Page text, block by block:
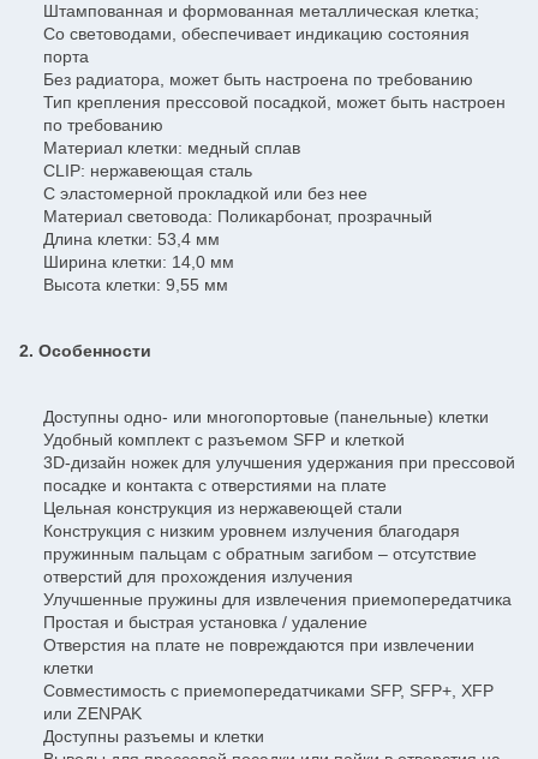
Штампованная и формованная металлическая клетка;
Со световодами, обеспечивает индикацию состояния
порта
Без радиатора, может быть настроена по требованию
Тип крепления прессовой посадкой, может быть настроен
по требованию
Материал клетки: медный сплав
CLIP: нержавеющая сталь
С эластомерной прокладкой или без нее
Материал световода: Поликарбонат, прозрачный
Длина клетки: 53,4 мм
Ширина клетки: 14,0 мм
Высота клетки: 9,55 мм
2. Особенности
Доступны одно- или многопортовые (панельные) клетки
Удобный комплект с разъемом SFP и клеткой
3D-дизайн ножек для улучшения удержания при прессовой
посадке и контакта с отверстиями на плате
Цельная конструкция из нержавеющей стали
Конструкция с низким уровнем излучения благодаря
пружинным пальцам с обратным загибом – отсутствие
отверстий для прохождения излучения
Улучшенные пружины для извлечения приемопередатчика
Простая и быстрая установка / удаление
Отверстия на плате не повреждаются при извлечении
клетки
Совместимость с приемопередатчиками SFP, SFP+, XFP
или ZENPAK
Доступны разъемы и клетки